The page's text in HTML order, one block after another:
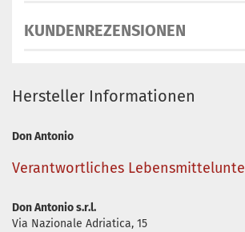
KUNDENREZENSIONEN
Hersteller Informationen
Don Antonio
Verantwortliches
Don Antonio s.r.l.
Via Nazionale Adriatica, 15